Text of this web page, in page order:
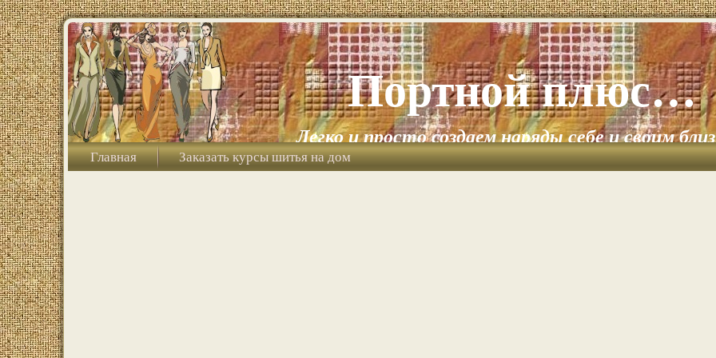
Портной плюс…
Легко и просто создаем наряды себе и своим
Главная Заказать курсы шитья на дом